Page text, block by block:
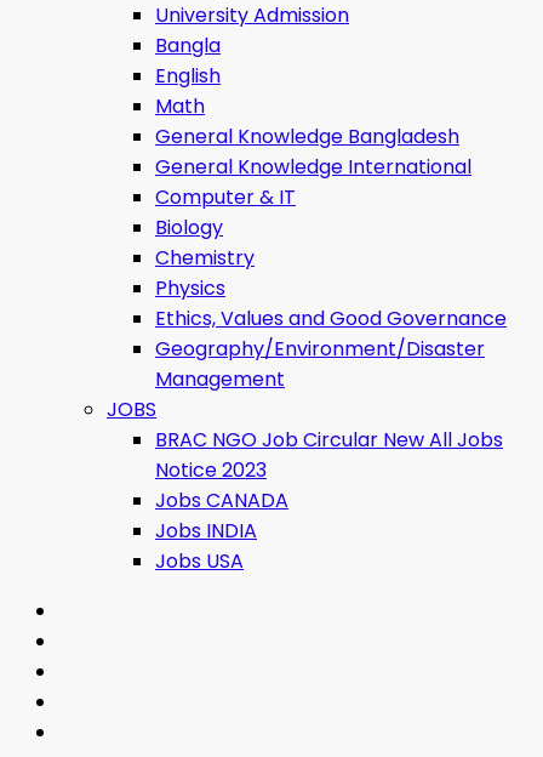
University Admission
Bangla
English
Math
General Knowledge Bangladesh
General Knowledge International
Computer & IT
Biology
Chemistry
Physics
Ethics, Values ​​and Good Governance
Geography/Environment/Disaster
Management
JOBS
BRAC NGO Job Circular New All Jobs
Notice 2023
Jobs CANADA
Jobs INDIA
Jobs USA